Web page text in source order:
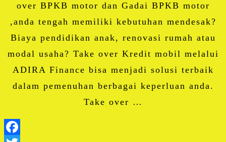
over BPKB motor dan Gadai BPKB motor
,anda tengah memiliki kebutuhan mendesak?
Biaya pendidikan anak, renovasi rumah atau
modal usaha? Take over Kredit mobil melalui
ADIRA Finance bisa menjadi solusi terbaik
dalam pemenuhan berbagai keperluan anda.
Take over …